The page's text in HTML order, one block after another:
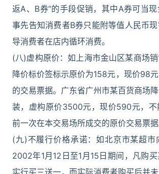
返A、B券”的手段促销，其中A券可当
事先告知消费者B券只能附等值人民币
导消费者在店内循环消费。
(八)虚构原价：如上海市金山区某商场
降价标价签标示原价为158元，现价98
的交易票据。广东省广州市某百货商场
装，虚构原价3500元，现价590元，不
前一次在本交易场所成交的原价交易票据
(九)不履行价格承诺：如北京市某超市
2002年1月12日至1月15日期间，凡购
实行买三送一，而实际消费者购买后并